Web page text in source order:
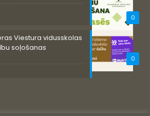
0
0
Viestura vidusskolas
soļošanas